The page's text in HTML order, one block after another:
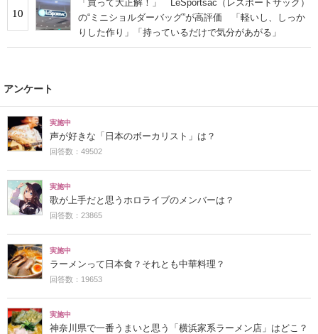
10
「買って大正解！」 LeSportsac（レスポートサック）
の“ミニショルダーバッグ”が高評価 「軽いし、しっか
りした作り」「持っているだけで気分があがる」
アンケート
実施中
声が好きな「日本のボーカリスト」は？
回答数：49502
実施中
歌が上手だと思うホロライブのメンバーは？
回答数：23865
実施中
ラーメンって日本食？それとも中華料理？
回答数：19653
実施中
神奈川県で一番うまいと思う「横浜家系ラーメン店」はどこ？